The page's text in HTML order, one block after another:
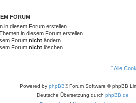
FORUM
in diesem Forum erstellen.
in diesem Forum erstellen.
Forum nicht ändern.
Forum nicht löschen.
Alle
Powered by phpBB® Forum Software © phpBB
Deutsche Übersetzung durch phpBB.de